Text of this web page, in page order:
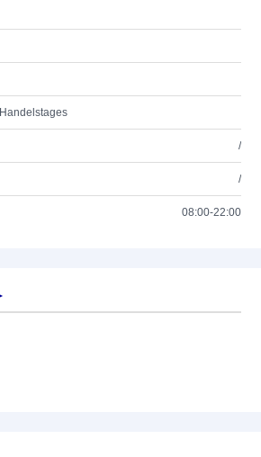
/
/
08:00-22:00